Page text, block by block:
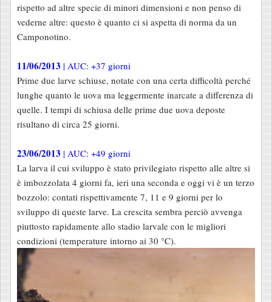
rispetto ad altre specie di minori dimensioni e non penso di
vederne altre: questo è quanto ci si aspetta di norma da un
Camponotino.
11/06/2013 | AUC: +37 giorni
Prime due larve schiuse, notate con una certa difficoltà perché
lunghe quanto le uova ma leggermente inarcate a differenza di
quelle. I tempi di schiusa delle prime due uova deposte
risultano di circa 25 giorni.
23/06/2013 | AUC: +49 giorni
La larva il cui sviluppo è stato privilegiato rispetto alle altre si
è imbozzolata 4 giorni fa, ieri una seconda e oggi vi è un terzo
bozzolo: contati rispettivamente 7, 11 e 9 giorni per lo
sviluppo di queste larve. La crescita sembra perciò avvenga
piuttosto rapidamente allo stadio larvale con le migliori
condizioni (temperature intorno ai 30 °C).